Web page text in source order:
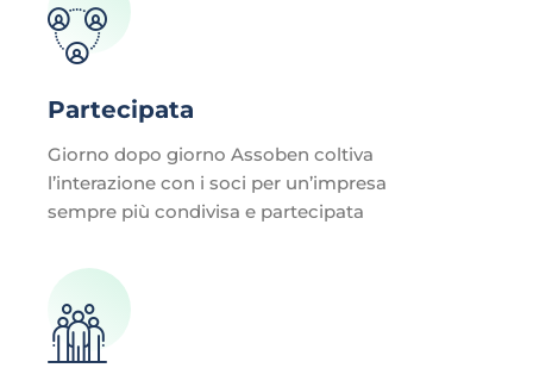
Partecipata
Giorno dopo giorno Assoben coltiva
l’interazione con i soci per un’impresa
sempre più condivisa e partecipata